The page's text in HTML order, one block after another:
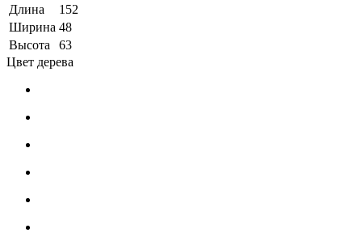
Длина
152
Ширина 48
Высота
63
Цвет дерева